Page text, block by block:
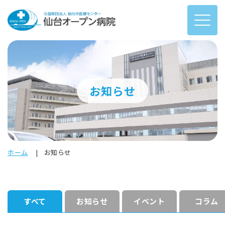
お知らせ
ホーム お知らせ
すべて お知らせ イベント コラム